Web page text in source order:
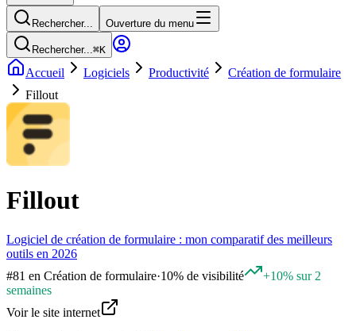
Rechercher... Ouverture du menu
Rechercher...⌘K
Accueil Logiciels Productivité
Création de formulaire
Fillout
Fillout
Logiciel de création de formulaire : mon comparatif des meilleurs
outils en 2026
#81 en Création de formulaire·10% de visibilité
+10% sur 2
semaines
Voir le site internet